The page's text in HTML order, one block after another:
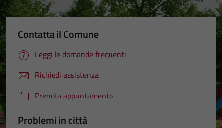
Contatta il Comune
Leggi le domande frequenti
Richiedi assistenza
Prenota appuntamento
Problemi in città